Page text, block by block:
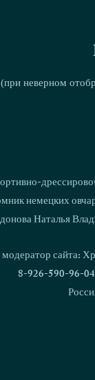
(при неверном
немецких
Наталья
сайта:
8-926-590-96-